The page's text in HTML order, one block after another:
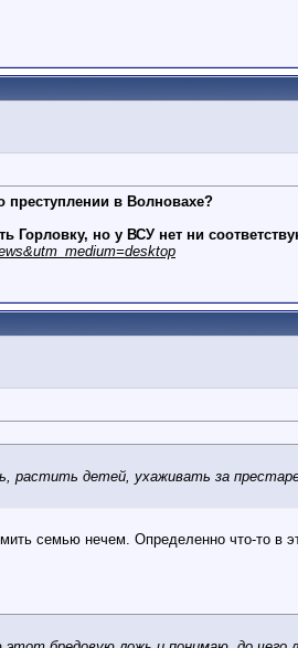
преступлении в Волновахе?
Горловку, но у ВСУ нет ни
детей, ухаживать за
семью нечем. Определенно что-то в